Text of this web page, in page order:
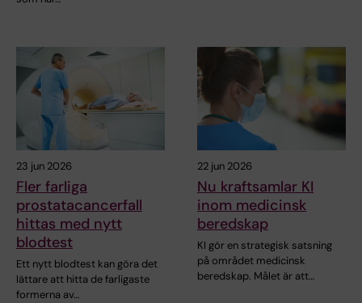
23 jun 2026
Fler farliga
prostatacancerfall
hittas med nytt
blodtest
Ett nytt blodtest kan göra det
lättare att hitta de farligaste
formerna av…
22 jun 2026
Nu kraftsamlar KI
inom medicinsk
beredskap
KI gör en strategisk satsning
på området medicinsk
beredskap. Målet är att…